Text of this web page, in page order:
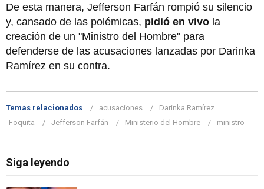
De esta manera, Jefferson Farfán rompió su silencio
y, cansado de las polémicas, pidió en vivo la
creación de un "Ministro del Hombre" para
defenderse de las acusaciones lanzadas por Darinka
Ramírez en su contra.
Temas relacionados acusaciones
Darinka Ramírez
Foquita
Jefferson Farfán Ministerio del Hombre ministro
Siga leyendo